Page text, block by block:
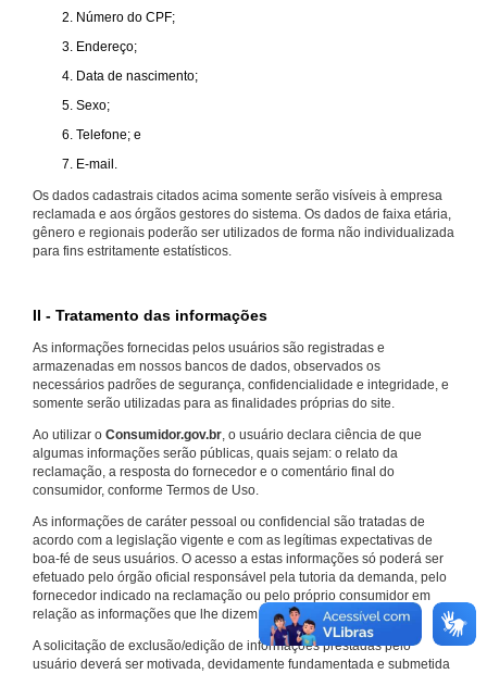
Número do CPF;
Endereço;
Data de nascimento;
Sexo;
Telefone; e
E-mail.
Os dados cadastrais citados acima somente serão visíveis à empresa
reclamada e aos órgãos gestores do sistema. Os dados de faixa etária,
gênero e regionais poderão ser utilizados de forma não individualizada
para fins estritamente estatísticos.
II - Tratamento das informações
As informações fornecidas pelos usuários são registradas e
armazenadas em nossos bancos de dados, observados os
necessários padrões de segurança, confidencialidade e integridade, e
somente serão utilizadas para as finalidades próprias do site.
Ao utilizar o Consumidor.gov.br, o usuário declara ciência de que
algumas informações serão públicas, quais sejam: o relato da
reclamação, a resposta do fornecedor e o comentário final do
consumidor, conforme Termos de Uso.
As informações de caráter pessoal ou confidencial são tratadas de
acordo com a legislação vigente e com as legítimas expectativas de
boa-fé de seus usuários. O acesso a estas informações só poderá ser
efetuado pelo órgão oficial responsável pela tutoria da demanda, pelo
fornecedor indicado na reclamação ou pelo próprio consumidor em
relação as informações que lhe dizem respeito.
A solicitação de exclusão/edição de informações prestadas pelo
usuário deverá ser motivada, devidamente fundamentada e submetida